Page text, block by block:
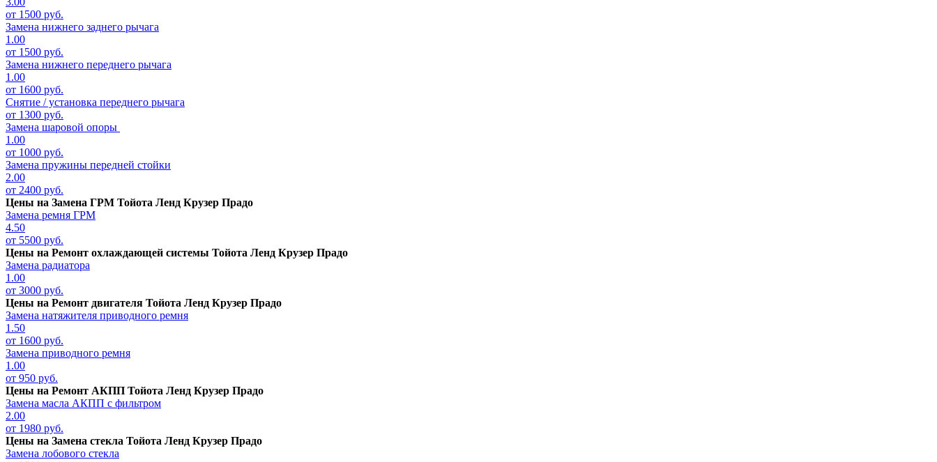
от 1500 руб.
Замена нижнего заднего рычага
1.00
от 1500 руб.
Замена нижнего переднего рычага
1.00
от 1600 руб.
Снятие / установка переднего рычага
от 1300 руб.
Замена шаровой опоры
1.00
от 1000 руб.
Замена пружины передней стойки
2.00
от 2400 руб.
Цены на Замена ГРМ Тойота Ленд Крузер Прадо
Замена ремня ГРМ
4.50
от 5500 руб.
Цены на Ремонт охлаждающей системы Тойота Ленд Крузер Прадо
Замена радиатора
1.00
от 3000 руб.
Цены на Ремонт двигателя Тойота Ленд Крузер Прадо
Замена натяжителя приводного ремня
1.50
от 1600 руб.
Замена приводного ремня
1.00
от 950 руб.
Цены на Ремонт АКПП Тойота Ленд Крузер Прадо
Замена масла АКПП с фильтром
2.00
от 1980 руб.
Цены на Замена стекла Тойота Ленд Крузер Прадо
Замена лобового стекла